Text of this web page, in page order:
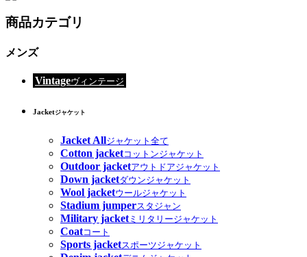
商品カテゴリ
メンズ
Vintageヴィンテージ
Jacketジャケット
Jacket Allジャケット全て
Cotton jacketコットンジャケット
Outdoor jacketアウトドアジャケット
Down jacketダウンジャケット
Wool jacketウールジャケット
Stadium jumperスタジャン
Military jacketミリタリージャケット
Coatコート
Sports jacketスポーツジャケット